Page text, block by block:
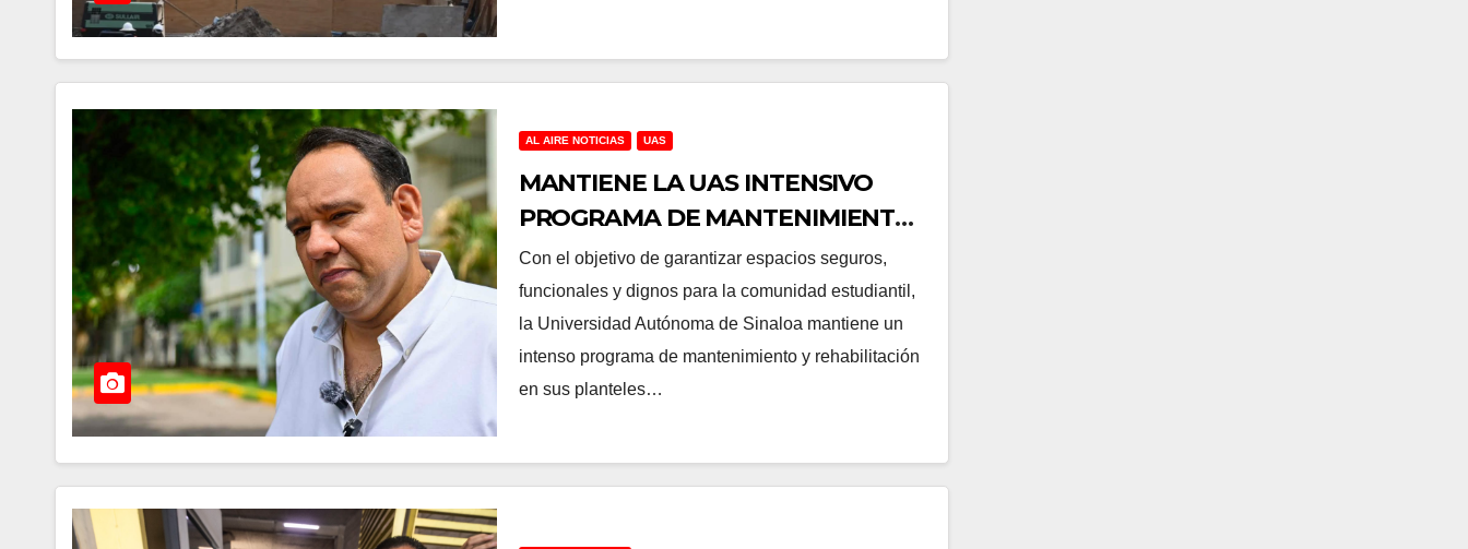
AL AIRE NOTICIAS UAS
MANTIENE LA UAS INTENSIVO
PROGRAMA DE MANTENIMIENTO
Y REHABILITACIÓN EN SUS
PLANTELES ANTE EL INICIO DEL
CICLO ESCOLAR 2026-2027
Con el objetivo de garantizar espacios seguros,
funcionales y dignos para la comunidad estudiantil,
la Universidad Autónoma de Sinaloa mantiene un
intenso programa de mantenimiento y rehabilitación
en sus planteles…